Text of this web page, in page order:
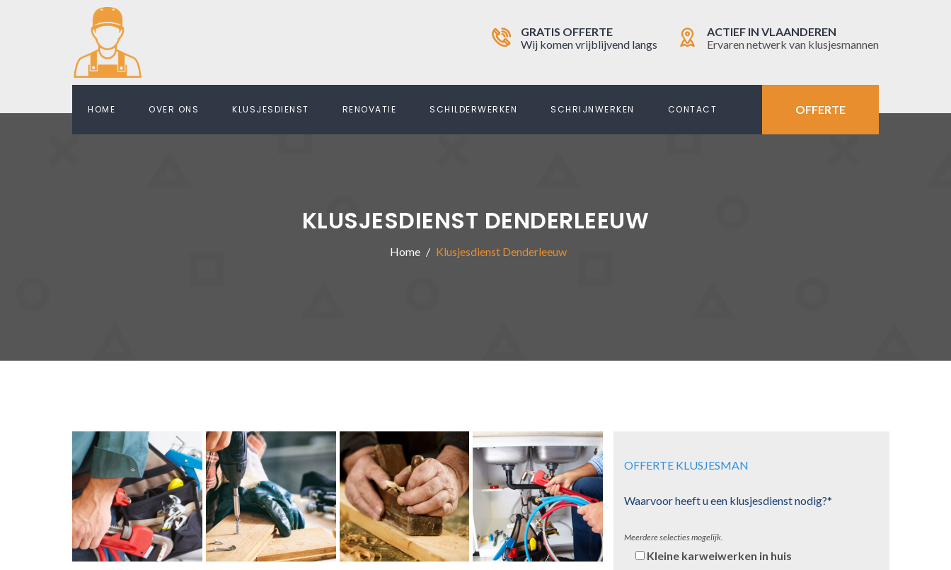
GRATIS OFFERTE
Wij komen vrijblijvend langs
ACTIEF IN VLAANDEREN
Ervaren netwerk van klusjesmannen
HOME OVER ONS KLUSJESDIENST RENOVATIE SCHILDERWERKEN SCHRIJNWERKEN CONTACT OFFERTE
KLUSJESDIENST DENDERLEEUW
Home Klusjesdienst Denderleeuw
OFFERTE KLUSJESMAN
Waarvoor heeft u een klusjesdienst nodig?*
Meerdere selecties mogelijk.
Kleine karweiwerken in huis